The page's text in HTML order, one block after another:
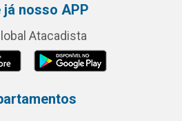
já nosso APP
Atacadista